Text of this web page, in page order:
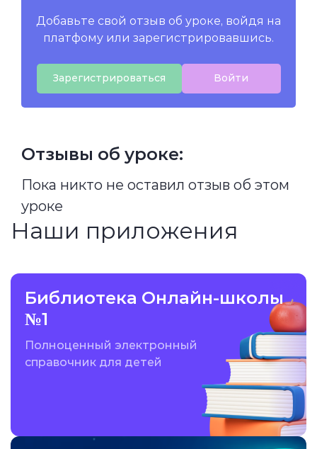
Добавьте свой отзыв об уроке, войдя на
платфому или зарегистрировавшись.
Зарегистрироваться Войти
Отзывы об уроке:
Пока никто не оставил отзыв об этом
уроке
Наши приложения
Библиотека Онлайн-школы
№1
Полноценный электронный
справочник для детей